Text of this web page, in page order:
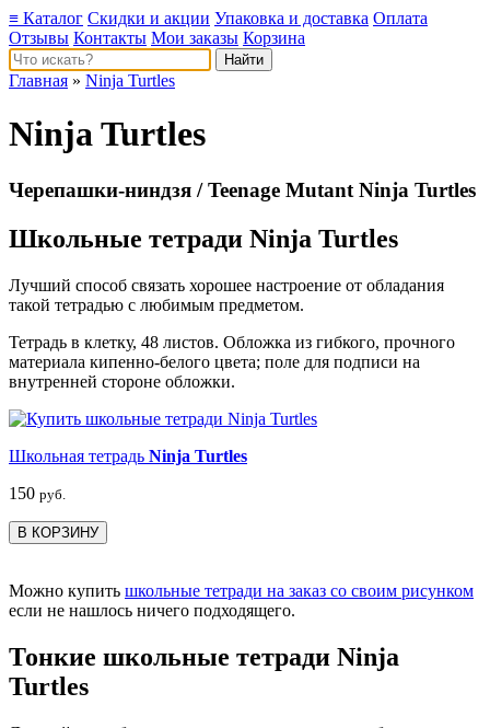
≡ Каталог Скидки и акции Упаковка и доставка Оплата
Отзывы Контакты Мои заказы Корзина
Главная » Ninja Turtles
Ninja Turtles
Черепашки-ниндзя / Teenage Mutant Ninja Turtles
Школьные тетради Ninja Turtles
Лучший способ связать хорошее настроение от обладания
такой тетрадью c любимым предметом.
Тетрадь в клетку, 48 листов. Обложка из гибкого, прочного
материала кипенно-белого цвета; поле для подписи на
внутренней стороне обложки.
Школьная тетрадь Ninja Turtles
150 руб.
В КОРЗИНУ
Можно купить школьные тетради на заказ со своим рисунком
если не нашлось ничего подходящего.
Тонкие школьные тетради Ninja
Turtles